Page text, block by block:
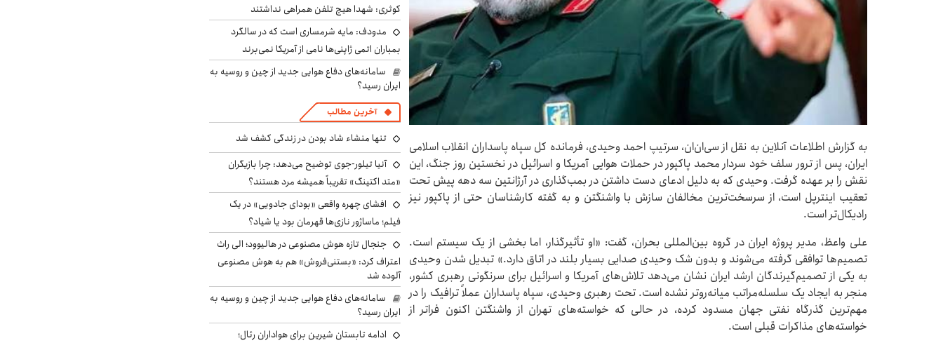
به گزارش اطلاعات آنلاین به نقل از سی‌ان‌ان، سرتیپ احمد وحیدی، فرمانده کل سپاه پاسداران انقلاب اسلامی
ایران، پس از ترور سلف خود سردار محمد پاکپور در حملات هوایی آمریکا و اسرائیل در نخستین روز جنگ، این
نقش را بر عهده گرفت. وحیدی که به دلیل ادعای دست داشتن در بمب‌گذاری در آرژانتین سه دهه پیش تحت
تعقیب اینترپل است، از سرسخت‌ترین مخالفان سازش با واشنگتن و به گفته کارشناسان حتی از پاکپور نیز
رادیکال‌تر است.
علی واعظ، مدیر پروژه ایران در گروه بین‌المللی بحران، گفت: «او تأثیرگذار، اما بخشی از یک سیستم است.
تصمیم‌ها توافقی گرفته می‌شوند و بدون شک وحیدی صدایی بسیار بلند در اتاق دارد.» تبدیل شدن وحیدی
به یکی از تصمیم‌گیرندگان ارشد ایران نشان می‌دهد تلاش‌های آمریکا و اسرائیل برای سرنگونی رهبری کشور،
منجر به ایجاد یک سلسله‌مراتب میانه‌روتر نشده است. تحت رهبری وحیدی، سپاه پاسداران عملاً ترافیک را در
مهم‌ترین گذرگاه نفتی جهان مسدود کرده، در حالی که خواسته‌های تهران از واشنگتن اکنون فراتر از
خواسته‌های مذاکرات قبلی است.
کوثری: شهدا هیچ تلفن همراهی نداشتند
مدودف: مایه شرمساری است که در سالگرد
بمباران اتمی ژاپنی‌ها نامی از آمریکا نمی‌برند
سامانه‌های دفاع هوایی جدید از چین و روسیه به
ایران رسید؟
آخرین مطالب
تنها منشاء شاد بودن در زندگی کشف شد
آنیا تیلور-جوی توضیح می‌دهد: چرا بازیگران
«متد اکتینگ» تقریباً همیشه مرد هستند؟
افشای چهره واقعی «بودای جادویی» در یک
فیلم؛ ماساژور نازی‌ها قهرمان بود یا شیاد؟
جنجال تازه هوش مصنوعی در هالیوود؛ الی راث
اعتراف کرد: «بستنی‌فروش» هم به هوش مصنوعی
آلوده شد
سامانه‌های دفاع هوایی جدید از چین و روسیه به
ایران رسید؟
ادامه تابستان شیرین برای هواداران رئال؛